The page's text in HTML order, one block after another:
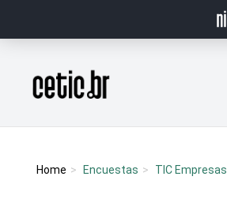
Página inicial
Home Encuestas TIC Empresas